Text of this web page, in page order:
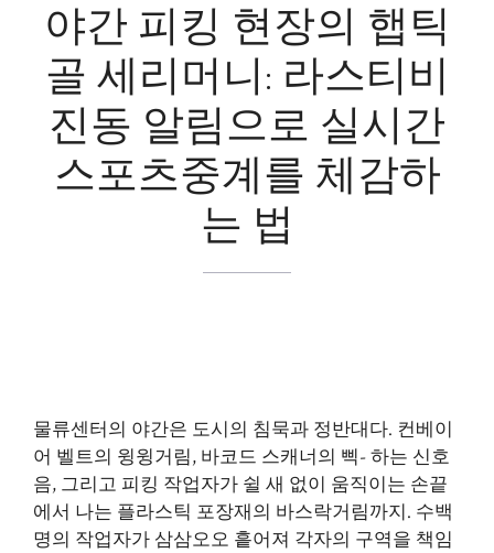
야간 피킹 현장의 햅틱
골 세리머니: 라스티비
진동 알림으로 실시간
스포츠중계를 체감하
는 법
물류센터의 야간은 도시의 침묵과 정반대다. 컨베이
어 벨트의 윙윙거림, 바코드 스캐너의 삑- 하는 신호
음, 그리고 피킹 작업자가 쉴 새 없이 움직이는 손끝
에서 나는 플라스틱 포장재의 바스락거림까지. 수백
명의 작업자가 삼삼오오 흩어져 각자의 구역을 책임